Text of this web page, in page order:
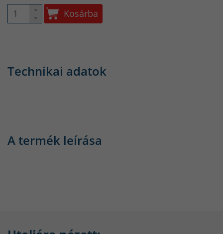
Kosárba
Technikai adatok
A termék leírása